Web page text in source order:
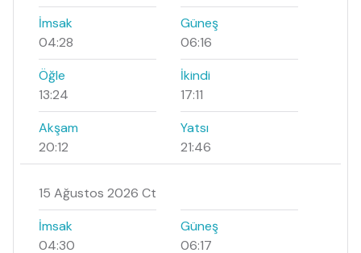
İmsak
04:28
Güneş
06:16
Öğle
13:24
İkindi
17:11
Akşam
20:12
Yatsı
21:46
15 Ağustos 2026 Ct
İmsak
04:30
Güneş
06:17